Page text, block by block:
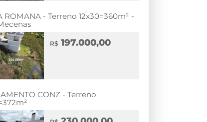
ROMANA - Terreno 12x30=360m² -
R$197.000,00
CONZ - Terreno